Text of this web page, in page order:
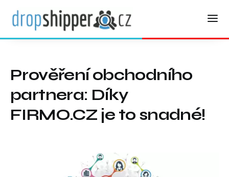
Prověření obchodního
partnera: Díky
FIRMO.CZ je to snadné!